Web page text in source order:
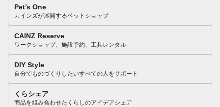
Pet’s One
カインズが展開するペットショップ
CAINZ Reserve
ワークショップ、施設予約、工具レンタル
DIY Style
自分でものづくりしたいすべての人をサポート
くらシェア
商品を組み合わせたくらしのアイデアシェア